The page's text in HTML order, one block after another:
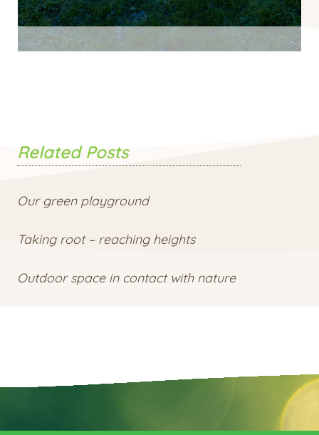
Related Posts
Our green playground
Taking root – reaching heights
Outdoor space in contact with nature